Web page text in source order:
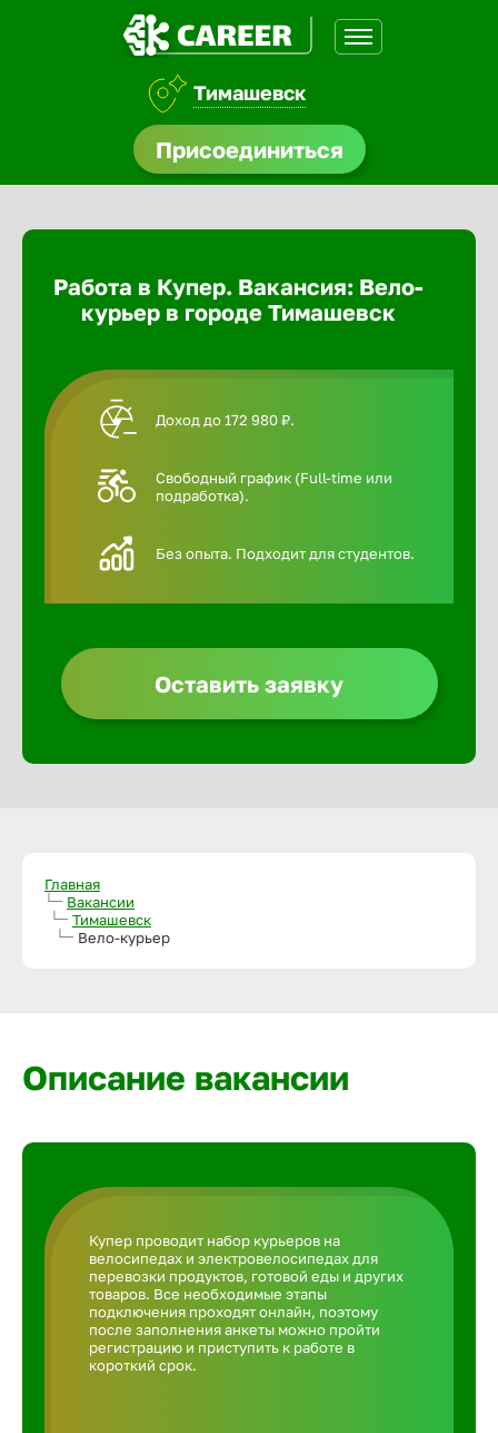
Тимашевск
Присоединиться
Абакан
Анадырь
Работа в Купер. Вакансия: Вело-
курьер в городе Тимашевск
Доход до 172 980 ₽.
Свободный график (Full-time или
подработка).
Без опыта. Подходит для студентов.
Оставить заявку
Главная
Вакансии
Тимашевск
Вело-курьер
Описание вакансии
Купер проводит набор курьеров на
велосипедах и электровелосипедах для
перевозки продуктов, готовой еды и других
товаров. Все необходимые этапы
подключения проходят онлайн, поэтому
после заполнения анкеты можно пройти
регистрацию и приступить к работе в
короткий срок.